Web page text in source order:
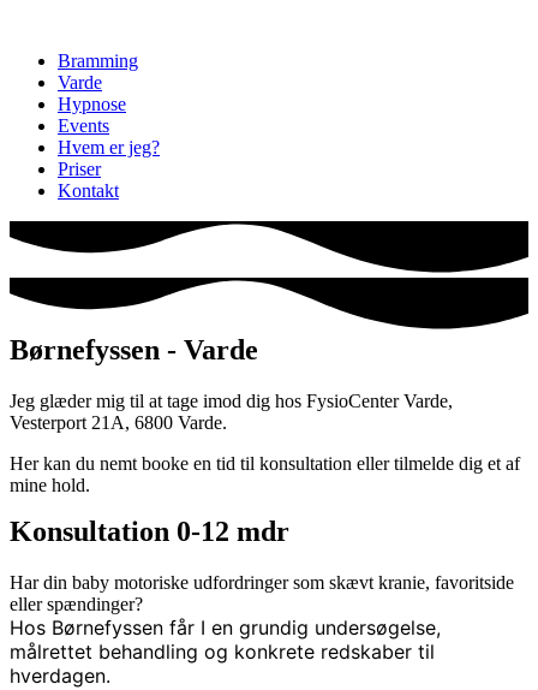
indholdBramming
Varde
Hypnose
Events
Hvem er jeg?
Priser
Kontakt
Børnefyssen - Varde
Jeg glæder mig til at tage imod dig hos FysioCenter Varde,
Vesterport 21A, 6800 Varde.
Her kan du nemt booke en tid til konsultation eller tilmelde dig et af
mine hold.
Konsultation 0-12 mdr
Har din baby motoriske udfordringer som skævt kranie, favoritside
eller spændinger?
Hos Børnefyssen får I en grundig undersøgelse,
målrettet behandling og konkrete redskaber til
hverdagen.